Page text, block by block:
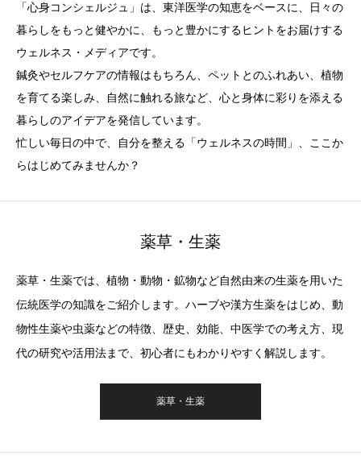
「心身コンシェルジュ」は、東洋医学の知恵をベースに、日々の
暮らしをもっと健やかに、もっと豊かにするヒントをお届けする
ウェルネス・メディアです。
鍼灸やセルフケアの情報はもちろん、ペットとのふれあい、植物
を育てる楽しみ、自然に触れる旅など、心と身体に彩りを添える
暮らしのアイデアを発信しています。
忙しい毎日の中で、自分を整える「ウェルネスの時間」、ここか
らはじめてみませんか？
薬草・生薬
薬草・生薬では、植物・動物・鉱物など自然由来の生薬を用いた
伝統医学の知識をご紹介します。ハーブや漢方生薬をはじめ、動
物性生薬や虫薬などの特徴、歴史、効能、中医学での考え方、現
代の研究や活用法まで、初心者にもわかりやすく解説します。
薬草・生薬